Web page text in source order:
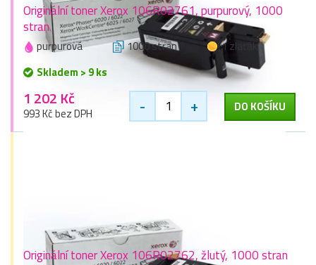
Originální toner Xerox 106R02761, purpurový, 1000
stran
purpurová 1000 stran
1 zlaťák
Skladem > 9 ks
1 202 Kč
993 Kč bez DPH - + DO KOŠÍKU
Originální toner Xerox 106R02762, žlutý, 1000 stran